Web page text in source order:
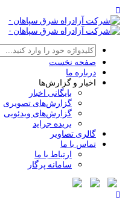
صفحه نخست
درباره ما
اخبار و گزارش‌ها
بایگانی اخبار
گزارش‌های تصویری
گزارش‌های ویدئویی
بریده جراید
گالری تصاویر
تماس با ما
ارتباط با ما
سامانه پرگار